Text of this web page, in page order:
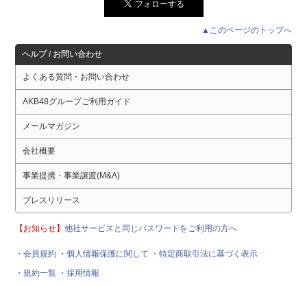
▲このページのトップへ
ヘルプ / お問い合わせ
よくある質問・お問い合わせ
AKB48グループご利用ガイド
メールマガジン
会社概要
事業提携・事業譲渡(M&A)
プレスリリース
【お知らせ】他社サービスと同じパスワードをご利用の方へ
・会員規約 ・個人情報保護に関して
・特定商取引法に基づく表示
・規約一覧 ・採用情報